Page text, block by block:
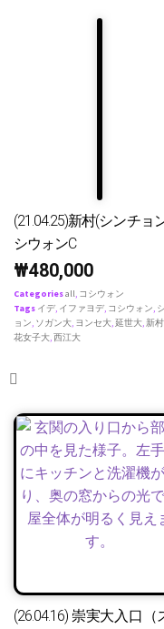
(21.04.25)新村(シンチョ
シウォンC
₩480,000
Categoriesall, コシウォン
Tags イデ, イファヨデ, コシウォン,
ョン, ソガン大, ヨンセ大,延世大,新村
花女子大,西江大
(26.04.16) 崇実大入口（